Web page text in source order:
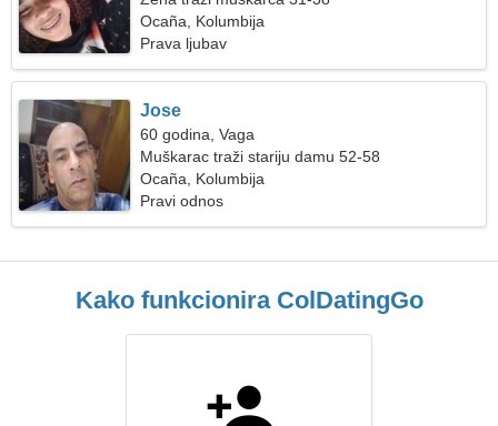
Ocaña, Kolumbija
Prava ljubav
Jose
60 godina, Vaga
Muškarac traži stariju damu 52-58
Ocaña, Kolumbija
Pravi odnos
Kako funkcionira ColDatingGo